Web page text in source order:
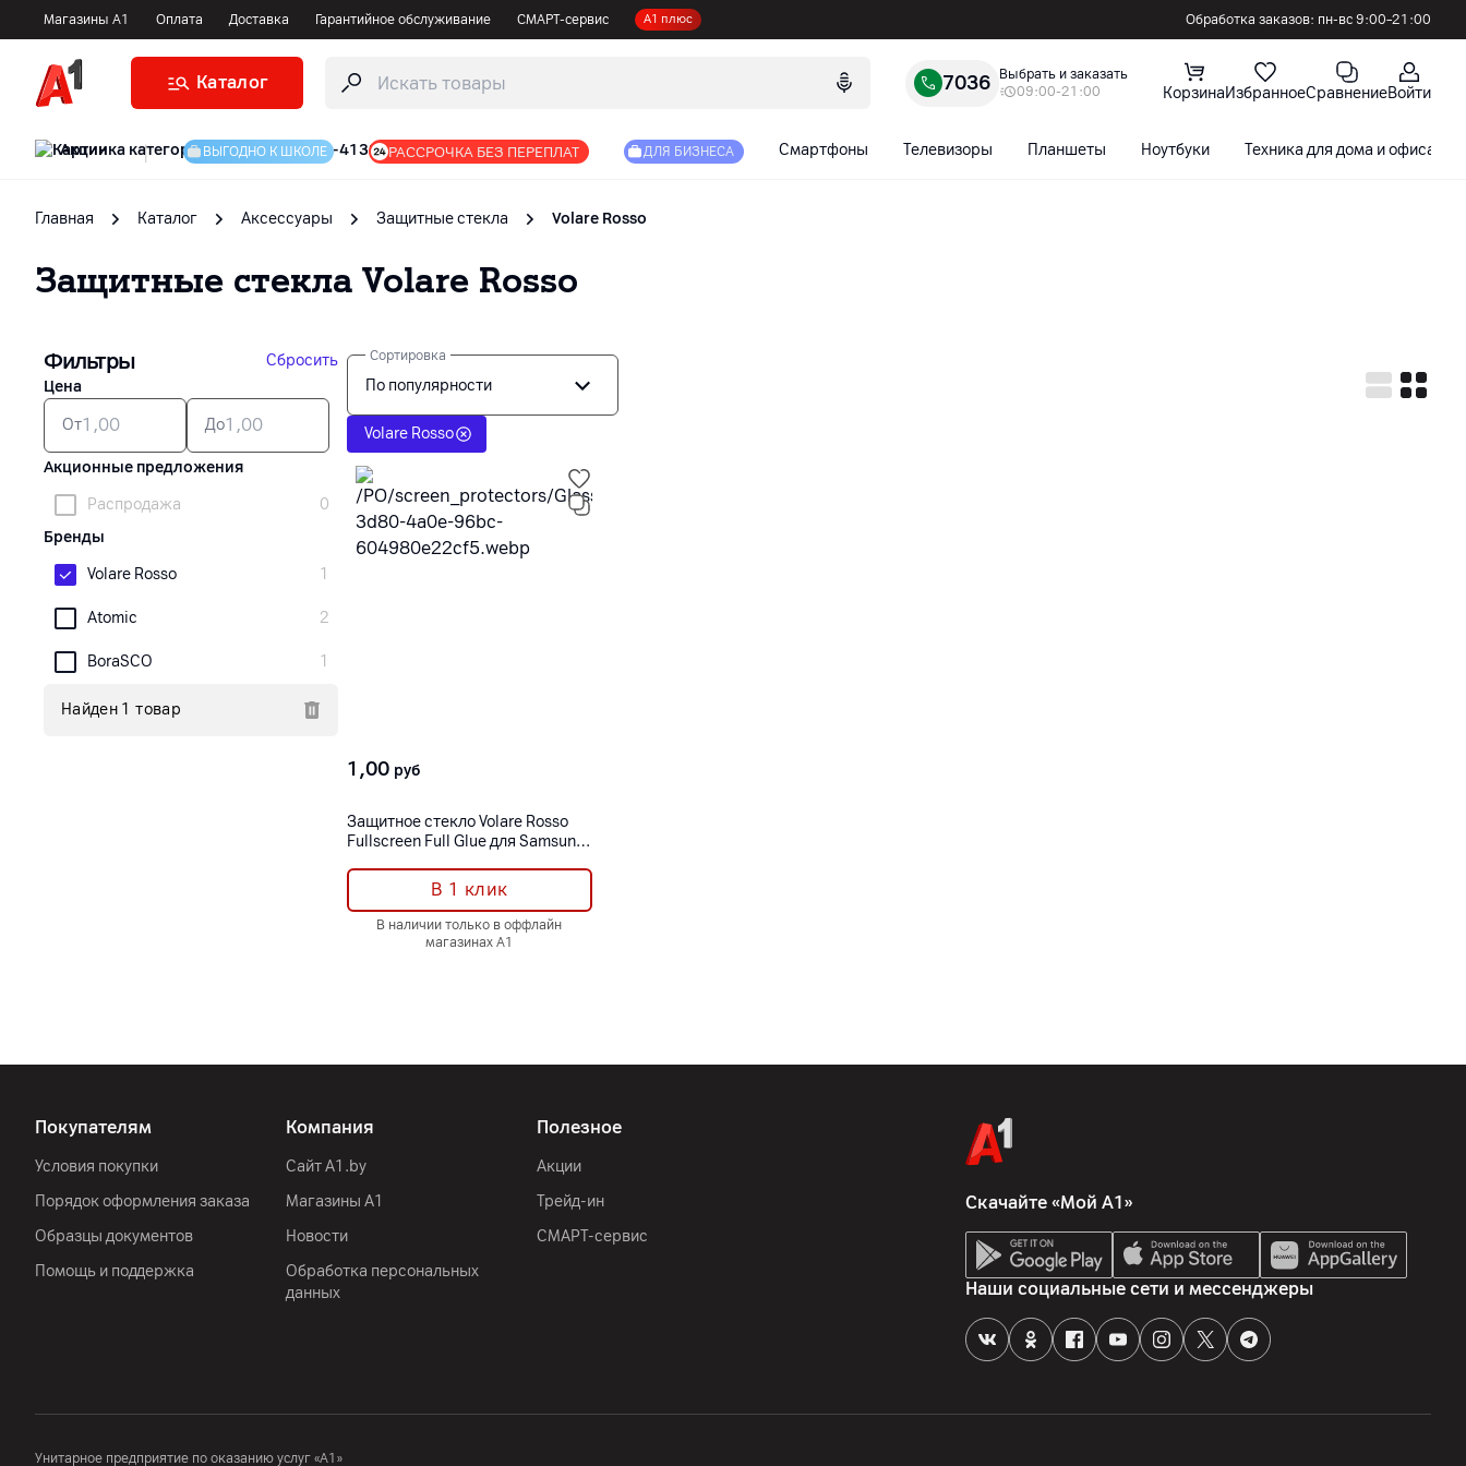
Магазины А1 Оплата Доставка Гарантийное обслуживание СМАРТ-сервис А1 плюс Обработка заказов: пн-вс 9:00–21:00
Каталог 7036
Выбрать и заказать
09:00-21:00
КорзинаИзбранноеСравнениеВойти
Акции | ВЫГОДНО К ШКОЛЕ РАССРОЧКА БЕЗ ПЕРЕПЛАТ ДЛЯ БИЗНЕСА Смартфоны Телевизоры Планшеты Ноутбуки Техника для дома и офиса
Главная Каталог Аксессуары Защитные стекла Volare Rosso
Защитные стекла Volare Rosso
Фильтры
Сбросить
Цена
От До
Акционные предложения
Распродажа
0
Бренды
Volare Rosso
1
Atomic 2
BoraSCO 1
Найден 1 товар
Сортировка
По популярности
Volare Rosso
1,00 руб
Защитное стекло Volare Rosso
Fullscreen Full Glue для Samsung
В 1 клик
В наличии только в оффлайн
магазинах А1
Покупателям
Условия покупки
Порядок оформления заказа
Образцы документов
Помощь и поддержка
Компания
Сайт A1.by
Магазины А1
Новости
Обработка персональных
данных
Полезное
Акции
Трейд-ин
СМАРТ-сервис
Скачайте «Мой А1»
Наши социальные сети и мессенджеры
Унитарное предприятие по оказанию услуг «А1»